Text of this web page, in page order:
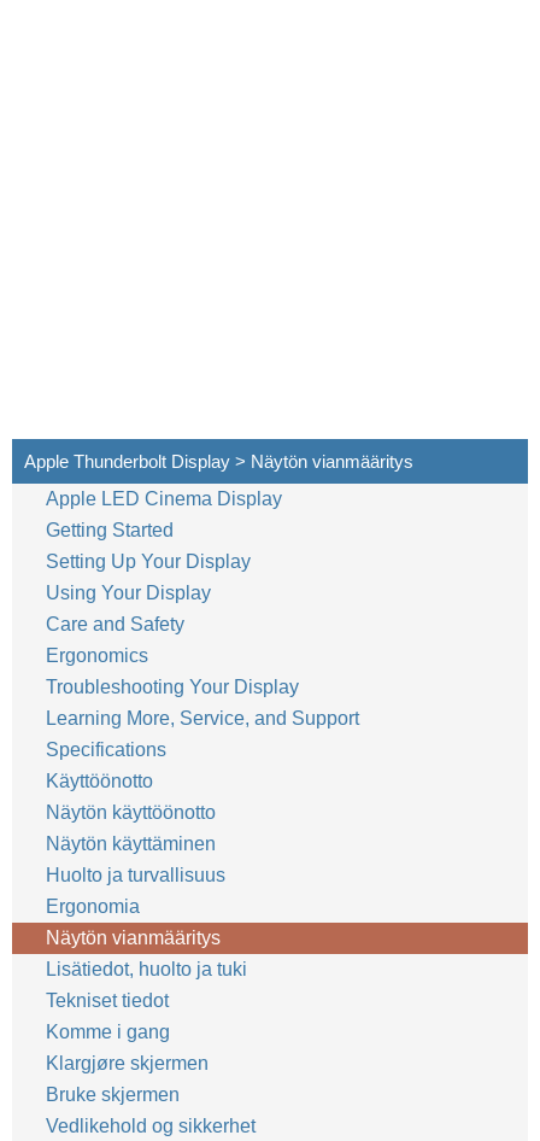
Apple Thunderbolt Display > Näytön vianmääritys
Apple LED Cinema Display
Getting Started
Setting Up Your Display
Using Your Display
Care and Safety
Ergonomics
Troubleshooting Your Display
Learning More, Service, and Support
Specifications
Käyttöönotto
Näytön käyttöönotto
Näytön käyttäminen
Huolto ja turvallisuus
Ergonomia
Näytön vianmääritys
Lisätiedot, huolto ja tuki
Tekniset tiedot
Komme i gang
Klargjøre skjermen
Bruke skjermen
Vedlikehold og sikkerhet